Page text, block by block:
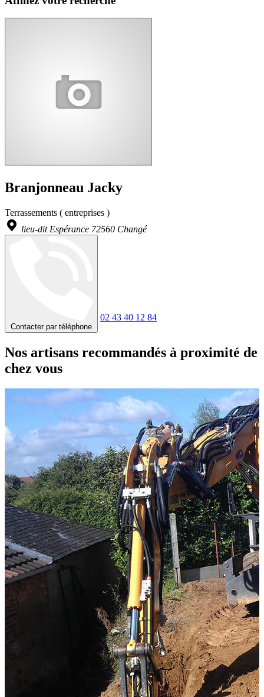
Branjonneau Jacky
Terrassements ( entreprises )
lieu-dit Espérance 72560 Changé
Contacter par téléphone
02 43 40 12 84
Nos artisans recommandés à proximité de
chez vous